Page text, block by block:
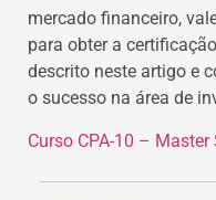
mercado financeiro,
para obter a
descrito neste artigo e
o sucesso na área de
Curso CPA-10 – Master